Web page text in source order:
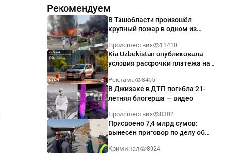
Рекомендуем
В Ташобласти произошёл
крупный пожар в одном из
Происшествия 11410
Kia Uzbekistan опубликовала
условия рассрочки платежа на
годовых
Реклама 8455
В Джизаке в ДТП погибла 21-
летняя блогерша — видео
Происшествия 8302
Присвоено 7,4 млрд сумов:
вынесен приговор по делу об
Ташкенте
Криминал 8024